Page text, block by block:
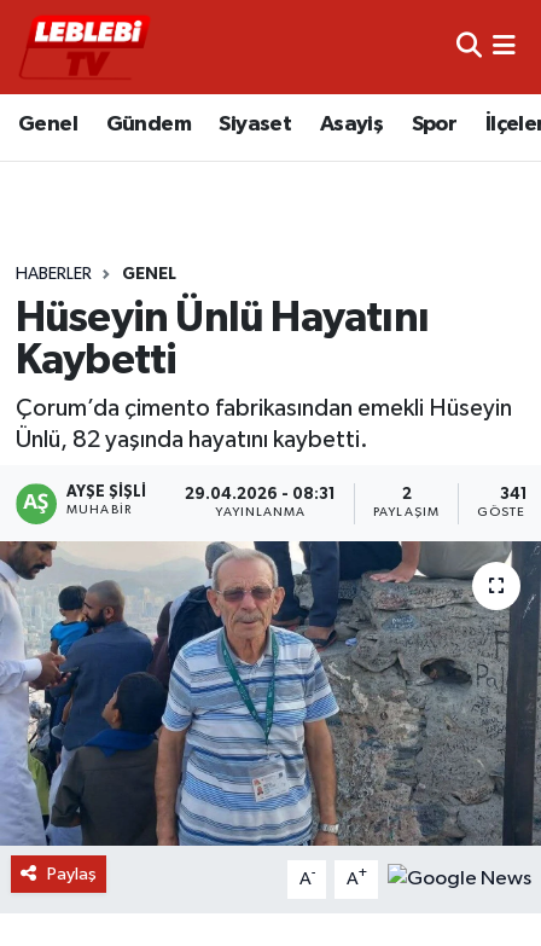
Genel Gündem Siyaset Asayiş Spor
HABERLER GENEL
Hüseyin Ünlü Hayatını
Kaybetti
Çorum’da çimento fabrikasından emekli Hüseyin
Ünlü, 82 yaşında hayatını kaybetti.
AYŞE ŞIŞLI
MUHABIR
29.04.2026 - 08:31
YAYINLANMA
2
PAYLAŞIM
341
Paylaş A- A+
Hava Durumu
Süper Lig Puan Durumu ve Fikstür
Tüm Manşetler
Son Dakika Haberleri